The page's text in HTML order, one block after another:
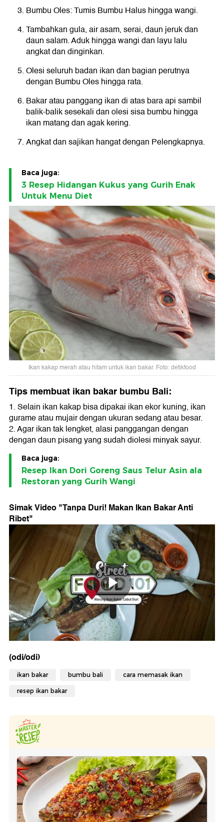
Bumbu Oles: Tumis Bumbu Halus hingga wangi.
Tambahkan gula, air asam, serai, daun jeruk dan
daun salam. Aduk hingga wangi dan layu lalu
angkat dan dinginkan.
Olesi seluruh badan ikan dan bagian perutnya
dengan Bumbu Oles hingga rata.
Bakar atau panggang ikan di atas bara api sambil
balik-balik sesekali dan olesi sisa bumbu hingga
ikan matang dan agak kering.
Angkat dan sajikan hangat dengan Pelengkapnya.
Baca juga:
3 Resep Hidangan Kukus yang Gurih Enak
Untuk Menu Diet
Ikan kakap merah atau hitam untuk ikan bakar. Foto: detikfood
Tips membuat ikan bakar bumbu Bali:
1. Selain ikan kakap bisa dipakai ikan ekor kuning, ikan
gurame atau mujair dengan ukuran sedang atau besar.
2. Agar ikan tak lengket, alasi panggangan dengan
dengan daun pisang yang sudah diolesi minyak sayur.
Baca juga:
Resep Ikan Dori Goreng Saus Telur Asin ala
Restoran yang Gurih Wangi
Simak Video "Tanpa Duri! Makan Ikan Bakar Anti
Ribet"
(odi/odi)
ikan bakar bumbu bali cara memasak ikan
resep ikan bakar